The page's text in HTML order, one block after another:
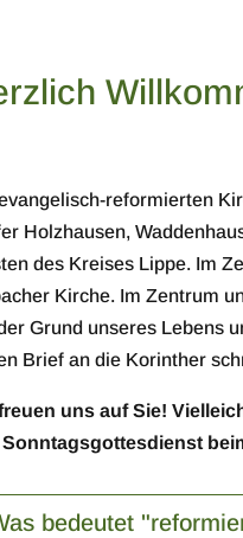
reformierten
Holzhausen,
des Kreises Lippe. Im
Kirche. Im Zentrum
Grund unseres Lebens
Brief an die Korinther
uns auf Sie!
bedeutet